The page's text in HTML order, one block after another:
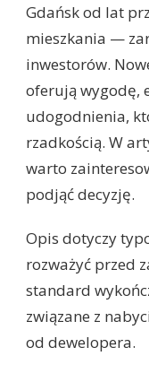
Gdańsk od lat
mieszkania —
inwestorów.
oferują wygodę,
udogodnienia,
rzadkością. W
warto
podjąć decyzję.
Opis dotyczy
rozważyć przed
standard
związane z
od dewelopera.